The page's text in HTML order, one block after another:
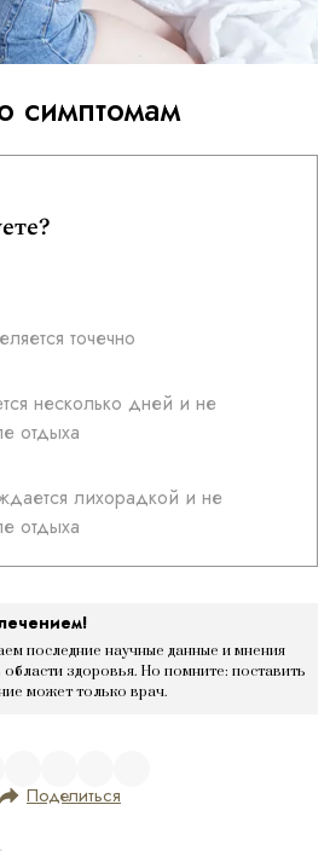
симптомам
точечно
несколько дней и не
отдыха
лихорадкой и не
отдыха
последние научные данные и мнения
здоровья. Но помните: поставить
может только врач.
Поделиться